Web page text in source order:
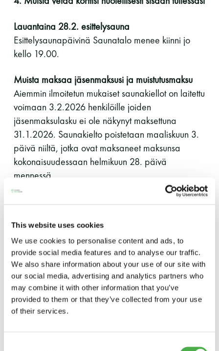
This website uses cookies
We use cookies to personalise content and ads, to
provide social media features and to analyse our traffic.
We also share information about your use of our site with
our social media, advertising and analytics partners who
may combine it with other information that you’ve
provided to them or that they’ve collected from your use
of their services.
Hinnasto
Vieras jäsenen seurassa
25 €
Jäsenen lapsi 7-18 v.
Lapsi alle 7 v.
ilmainen
11 saunomiskerran kortti
275€ / 115€
Vuosikortti - M / N
695€ / 275€
Suomen Saunaseura ry
Lauantaina 28.2. esittelysauna
Esittelysaunapäivinä Saunatalo menee kiinni jo
kello 19.00.
Muista maksaa jäsenmaksusi ja muistutusmaksu
Aiemmin ilmoitetun mukaiset saunakiellot on laitettu
voimaan 3.2.2026 henkilöille joiden
jäsenmaksulasku ei ole näkynyt maksettuna
31.1.2026. Saunakielto poistetaan maaliskuun 3.
päivä niiltä, jotka ovat maksaneet maksunsa
kokonaisuudessaan helmikuun 28. päivä
mennessä.
Mikäli jäsenmaksu on maksamatta 3 kuukautta
Avoimet jäsenmaksulaskut löydät muun muassa
jäsensivuiltamme mikäli lasku olisi sattunut
hukkumaan.
Jäsenmaksujen lähettämisestä on tiedotettu muun
muassa uutiskirjeessä 24/2025, 25/2025,
uutiskirjeissä 25/2025 ja 24/2025 sekä Sauna-